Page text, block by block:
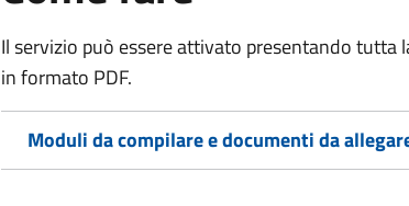
Il servizio può essere attivato presentando
in formato PDF.
Moduli da compilare e documenti da